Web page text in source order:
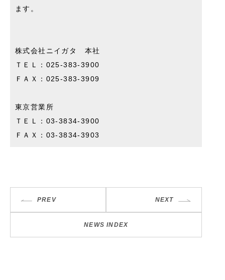
ます。
株式会社ニイガタ 本社
ＴＥＬ：025-383-3900
ＦＡＸ：025-383-3909
東京営業所
ＴＥＬ：03-3834-3900
ＦＡＸ：03-3834-3903
PREV
NEWS INDEX
NEXT